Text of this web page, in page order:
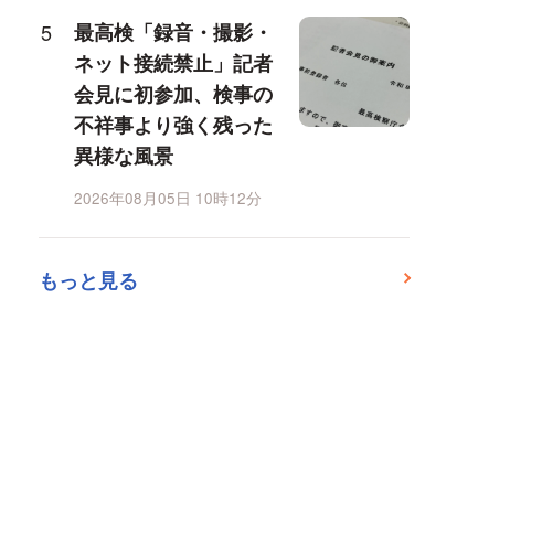
最高検「録音・撮影・
ネット接続禁止」記者
会見に初参加、検事の
不祥事より強く残った
異様な風景
2026年08月05日 10時12分
もっと見る